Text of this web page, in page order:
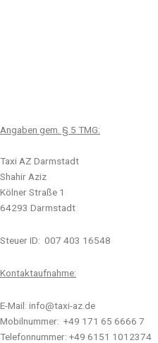
Angaben gem. § 5 TMG:
Taxi AZ Darmstadt
Shahir Aziz
Kölner Straße 1
64293 Darmstadt
Steuer ID: 007 403 16548
Kontaktaufnahme:
E-Mail: info@taxi-az.de
Mobilnummer: +49 171 65 6666 7
Telefonnummer: +49 6151 1012374